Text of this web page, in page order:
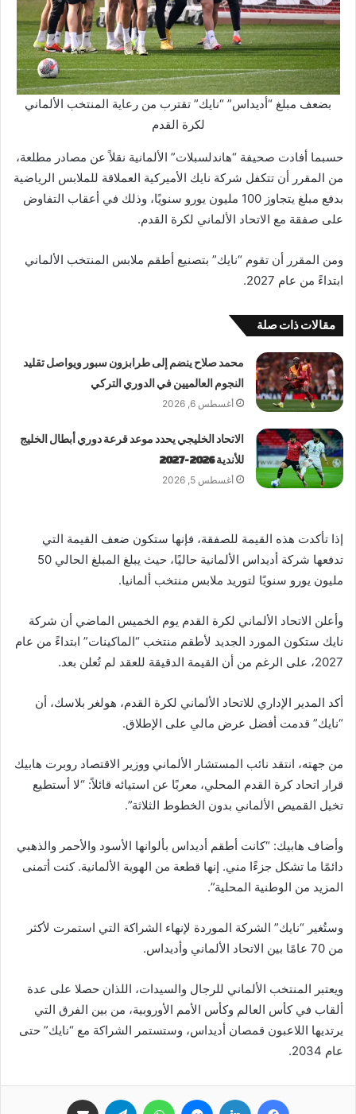
بضعف مبلغ “أديداس” “نايك” تقترب من رعاية المنتخب الألماني
لكرة القدم
حسبما أفادت صحيفة “هاندلسبلات” الألمانية نقلاً عن مصادر مطلعة،
من المقرر أن تتكفل شركة نايك الأميركية العملاقة للملابس الرياضية
بدفع مبلغ يتجاوز 100 مليون يورو سنويًا، وذلك في أعقاب التفاوض
على صفقة مع الاتحاد الألماني لكرة القدم.
ومن المقرر أن تقوم “نايك” بتصنيع أطقم ملابس المنتخب الألماني
ابتداءً من عام 2027.
مقالات ذات صلة
محمد صلاح ينضم إلى طرابزون سبور ويواصل تقليد
النجوم العالميين في الدوري التركي
أغسطس 6, 2026
الاتحاد الخليجي يحدد موعد قرعة دوري أبطال الخليج
للأندية 2026-2027
أغسطس 5, 2026
إذا تأكدت هذه القيمة للصفقة، فإنها ستكون ضعف القيمة التي
تدفعها شركة أديداس الألمانية حاليًا، حيث يبلغ المبلغ الحالي 50
مليون يورو سنويًا لتوريد ملابس منتخب ألمانيا.
وأعلن الاتحاد الألماني لكرة القدم يوم الخميس الماضي أن شركة
نايك ستكون المورد الجديد لأطقم منتخب “الماكينات” ابتداءً من عام
2027، على الرغم من أن القيمة الدقيقة للعقد لم تُعلن بعد.
أكد المدير الإداري للاتحاد الألماني لكرة القدم، هولغر بلاسك، أن
“نايك” قدمت أفضل عرض مالي على الإطلاق.
من جهته، انتقد نائب المستشار الألماني ووزير الاقتصاد روبرت هابيك
قرار اتحاد كرة القدم المحلي، معربًا عن استيائه قائلاً: “لا أستطيع
تخيل القميص الألماني بدون الخطوط الثلاثة”.
وأضاف هابيك: “كانت أطقم أديداس بألوانها الأسود والأحمر والذهبي
دائمًا ما تشكل جزءًا مني. إنها قطعة من الهوية الألمانية. كنت أتمنى
المزيد من الوطنية المحلية”.
وستُغير “نايك” الشركة الموردة لإنهاء الشراكة التي استمرت لأكثر
من 70 عامًا بين الاتحاد الألماني وأديداس.
ويعتبر المنتخب الألماني للرجال والسيدات، اللذان حصلا على عدة
ألقاب في كأس العالم وكأس الأمم الأوروبية، من بين الفرق التي
يرتديها اللاعبون قمصان أديداس، وستستمر الشراكة مع “نايك” حتى
عام 2034.
فيسبوك لينكدإن ماسنجر واتساب تيلقرام